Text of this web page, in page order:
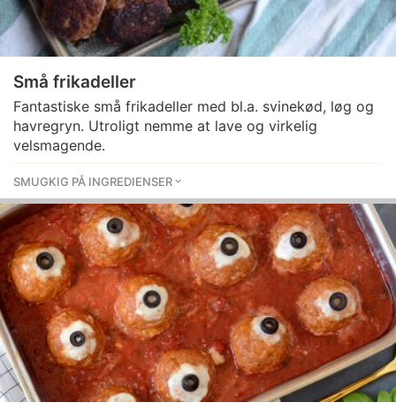
Små frikadeller
Fantastiske små frikadeller med bl.a. svinekød, løg og
havregryn. Utroligt nemme at lave og virkelig
velsmagende.
SMUGKIG PÅ INGREDIENSER